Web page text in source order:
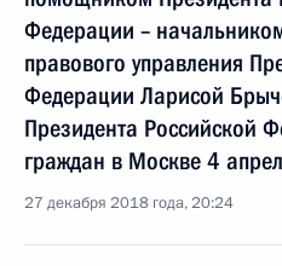
Федерации –
правового управления
Федерации Ларисой
Президента Российской
граждан в Москве 4
27 декабря 2018 года, 20:24